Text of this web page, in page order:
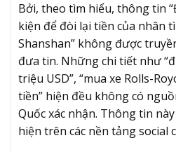
Bởi, theo tìm hiểu, thông tin
kiện để đòi lại tiền của nhân
Shanshan” không được
đưa tin. Những chi tiết như
triệu USD”, “mua xe Rolls-
tiền” hiện đều không có
Quốc xác nhận. Thông tin
hiện trên các nền tảng social